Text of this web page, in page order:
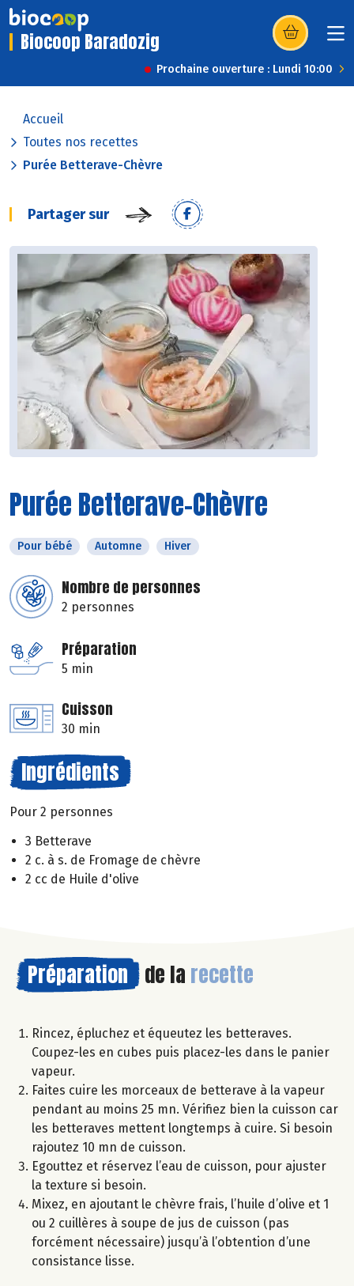
Biocoop Baradozig (s’ouvre dans
Prochaine ouverture : Lundi 10:00
Accueil
Toutes nos recettes
Purée Betterave-Chèvre
Partager sur
Purée Betterave-Chèvre
Pour bébé Automne Hiver
Nombre de personnes
2 personnes
Préparation
5 min
Cuisson
30 min
Ingrédients
Pour 2 personnes
3 Betterave
2 c. à s. de Fromage de chèvre
2 cc de Huile d'olive
Préparation de la recette
Rincez, épluchez et équeutez les betteraves.
Coupez-les en cubes puis placez-les dans le panier
vapeur.
Faites cuire les morceaux de betterave à la vapeur
pendant au moins 25 mn. Vérifiez bien la cuisson car
les betteraves mettent longtemps à cuire. Si besoin
rajoutez 10 mn de cuisson.
Egouttez et réservez l’eau de cuisson, pour ajuster
la texture si besoin.
Mixez, en ajoutant le chèvre frais, l’huile d’olive et 1
ou 2 cuillères à soupe de jus de cuisson (pas
forcément nécessaire) jusqu’à l’obtention d’une
consistance lisse.